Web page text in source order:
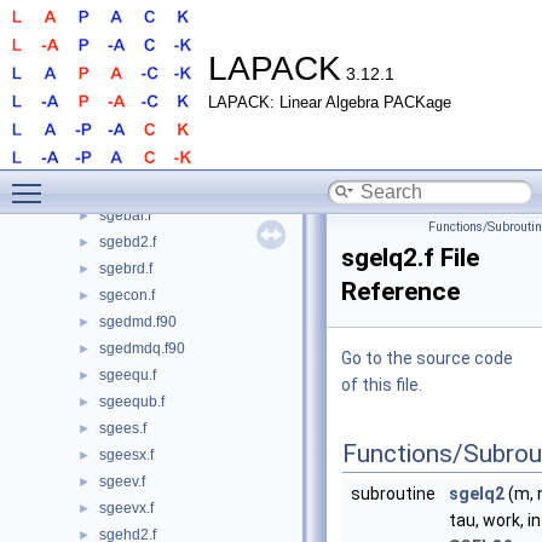
LAPACK 3.12.1
LAPACK: Linear Algebra PACKage
► sgbsvx.f
► sgbsvxx.f
► sgbtf2.f
► sgbtrf.f
► sgbtrs.f
► sgebal.f
► sgebd2.f
► sgebrd.f
► sgecon.f
► sgedmd.f90
► sgedmdq.f90
► sgeequ.f
► sgeequb.f
► sgees.f
► sgeesx.f
► sgeev.f
► sgeevx.f
► sgehd2.f
Functions/
sgelq2.f File
Reference
Go to the source code
of this file.
Functions/
subroutine sgelq2(m,
tau, work,